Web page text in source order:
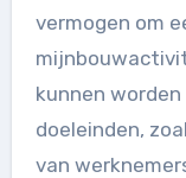
vermogen om
kunnen
doeleinden,
van